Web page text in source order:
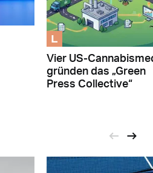
L
Vier US-
gründen das „Green
Press Collective“